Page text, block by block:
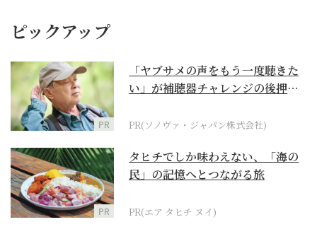
ピックアップ
PR
「ヤブサメの声をもう一度聴きた
い」が補聴器チャレンジの後押し
PR(ソノヴァ・ジャパン株式会社)
PR
タヒチでしか味わえない、「海の
民」の記憶へとつながる旅
PR(エア タヒチ ヌイ)